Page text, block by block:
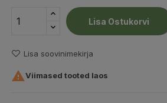
Lisa Ostukorvi
Lisa soovinimekirja
Viimased tooted laos